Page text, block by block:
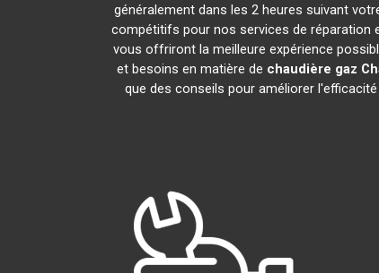
généralement dans les 2 heures suivant
compétitifs pour nos services de réparation
vous offriront la meilleure expérience
et besoins en matière de chaudière gaz
que des conseils pour améliorer